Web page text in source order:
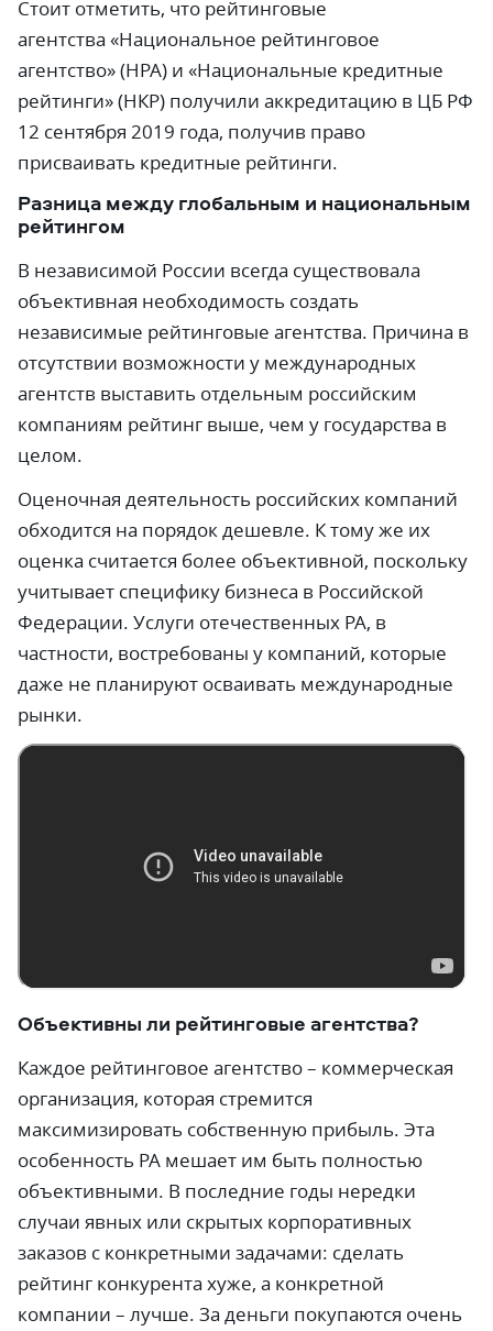
Стоит отметить, что рейтинговые
агентства «Национальное рейтинговое
агентство» (НРА) и «Национальные кредитные
рейтинги» (НКР) получили аккредитацию в ЦБ РФ
12 сентября 2019 года, получив право
присваивать кредитные рейтинги.
Разница между глобальным и национальным
рейтингом
В независимой России всегда существовала
объективная необходимость создать
независимые рейтинговые агентства. Причина в
отсутствии возможности у международных
агентств выставить отдельным российским
компаниям рейтинг выше, чем у государства в
целом.
Оценочная деятельность российских компаний
обходится на порядок дешевле. К тому же их
оценка считается более объективной, поскольку
учитывает специфику бизнеса в Российской
Федерации. Услуги отечественных РА, в
частности, востребованы у компаний, которые
даже не планируют осваивать международные
рынки.
Объективны ли рейтинговые агентства?
Каждое рейтинговое агентство – коммерческая
организация, которая стремится
максимизировать собственную прибыль. Эта
особенность РА мешает им быть полностью
объективными. В последние годы нередки
случаи явных или скрытых корпоративных
заказов с конкретными задачами: сделать
рейтинг конкурента хуже, а конкретной
компании – лучше. За деньги покупаются очень